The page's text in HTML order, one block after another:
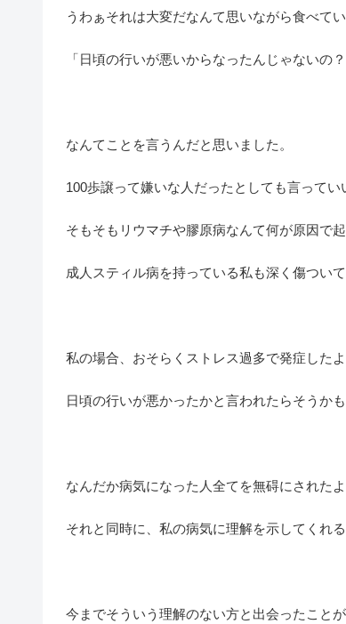
うわぁそれは大変だなんて思いながら食べて
「日頃の行いが悪いからなったんじゃないの？
なんてことを言うんだと思いました。
100歩譲って嫌いな人だったとしても言ってい
そもそもリウマチや膠原病なんて何が原因で
成人スティル病を持っている私も深く傷ついて
私の場合、おそらくストレス過多で発症したよ
日頃の行いが悪かったかと言われたらそうか
なんだか病気になった人全てを無碍にされた
それと同時に、私の病気に理解を示してくれ
今までそういう理解のない方と出会ったこと